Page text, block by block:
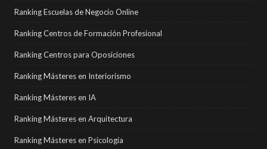
Ranking Escuelas de Negocio Online
Ranking Centros de Formación Profesional
Ranking Centros para Oposiciones
Ranking Másteres en Interiorismo
Ranking Másteres en IA
Ranking Másteres en Arquitectura
Ranking Másteres en Psicología